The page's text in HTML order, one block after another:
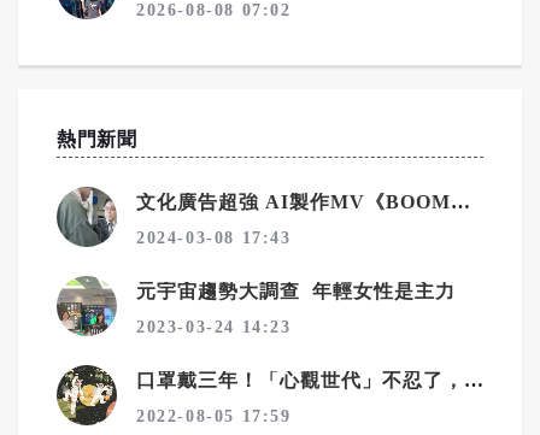
2026-08-08 07:02
熱門新聞
文化廣告超強 AI製作MV《BOOM&SHINE》登場！
2024-03-08 17:43
元宇宙趨勢大調查 年輕女性是主力
2023-03-24 14:23
口罩戴三年！「心觀世代」不忍了，文化廣告號召IG濾鏡脫口罩
2022-08-05 17:59